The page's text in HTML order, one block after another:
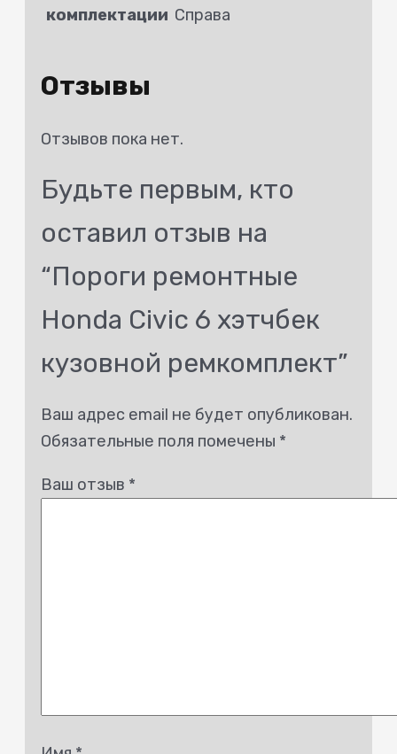
комплектации Справа
Отзывы
Отзывов пока нет.
Будьте первым, кто
оставил отзыв на
“Пороги ремонтные
Honda Civic 6 хэтчбек
кузовной ремкомплект”
Ваш адрес email не будет опубликован.
Обязательные поля помечены *
Ваш отзыв *